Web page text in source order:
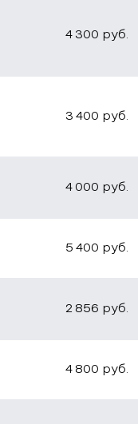
4 300 руб.
3 400 руб.
4 000 руб.
5 400 руб.
2 856 руб.
4 800 руб.